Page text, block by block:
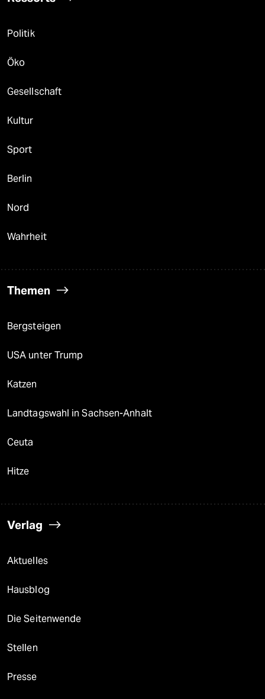
Politik
Öko
Gesellschaft
Kultur
Sport
Berlin
Nord
Wahrheit
Themen
Bergsteigen
USA unter Trump
Katzen
Landtagswahl in Sachsen-Anhalt
Ceuta
Hitze
Verlag
Aktuelles
Hausblog
Die Seitenwende
Stellen
Presse